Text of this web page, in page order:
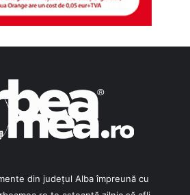
din județul Alba împreună cu